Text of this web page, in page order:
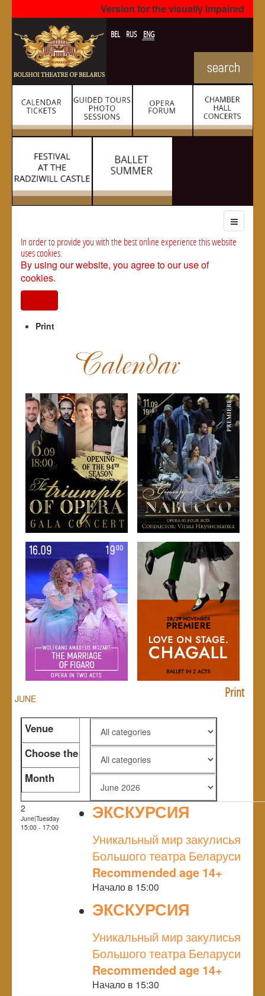
Version for the visually impaired
BEL RUS ENG
In order to provide you with the best online experience this website
uses cookies.
By using our website, you agree to our use of
cookies.
Print
JUNE
Venue
Choose the
genre
Month
Print
2
June|Tuesday
15:00 - 17:00
ЭКСКУРСИЯ
Уникальный мир закулисья
Большого театра Беларуси
Recommended age 14+
Начало в 15:00
ЭКСКУРСИЯ
Уникальный мир закулисья
Большого театра Беларуси
Recommended age 14+
Начало в 15:30